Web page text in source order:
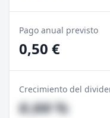
Pago anual previsto
0,50 €
Crecimiento del
#,## %